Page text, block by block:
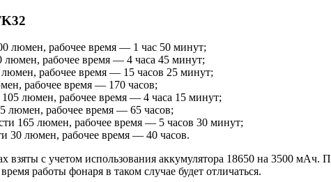
люмен, рабочее время — 1 час 50 минут;
люмен, рабочее время — 4 часа 45 минут;
люмен, рабочее время — 15 часов 25 минут;
рабочее время — 170 часов;
105 люмен, рабочее время — 4 часа 15 минут;
люмен, рабочее время — 65 часов;
165 люмен, рабочее время — 5 часов 30 минут;
30 люмен, рабочее время — 40 часов.
с учетом использования аккумулятора 18650 на 3500 мАч.
работы фонаря в таком случае будет отличаться.